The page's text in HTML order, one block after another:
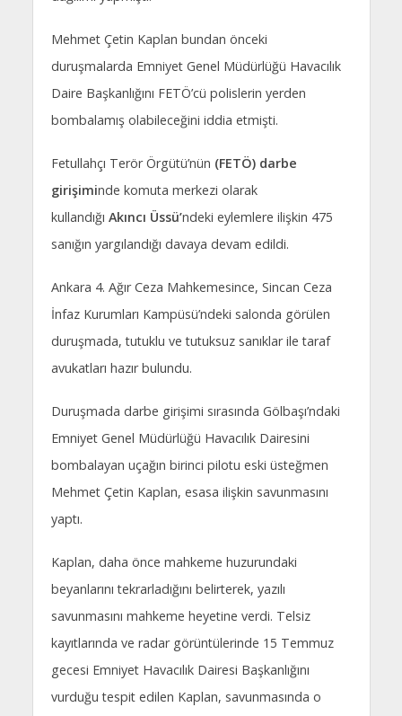
Mehmet Çetin Kaplan bundan önceki
duruşmalarda Emniyet Genel Müdürlüğü Havacılık
Daire Başkanlığını FETÖ’cü polislerin yerden
bombalamış olabileceğini iddia etmişti.
Fetullahçı Terör Örgütü’nün (FETÖ) darbe
girişiminde komuta merkezi olarak
kullandığı Akıncı Üssü’ndeki eylemlere ilişkin 475
sanığın yargılandığı davaya devam edildi.
Ankara 4. Ağır Ceza Mahkemesince, Sincan Ceza
İnfaz Kurumları Kampüsü’ndeki salonda görülen
duruşmada, tutuklu ve tutuksuz sanıklar ile taraf
avukatları hazır bulundu.
Duruşmada darbe girişimi sırasında Gölbaşı’ndaki
Emniyet Genel Müdürlüğü Havacılık Dairesini
bombalayan uçağın birinci pilotu eski üsteğmen
Mehmet Çetin Kaplan, esasa ilişkin savunmasını
yaptı.
Kaplan, daha önce mahkeme huzurundaki
beyanlarını tekrarladığını belirterek, yazılı
savunmasını mahkeme heyetine verdi. Telsiz
kayıtlarında ve radar görüntülerinde 15 Temmuz
gecesi Emniyet Havacılık Dairesi Başkanlığını
vurduğu tespit edilen Kaplan, savunmasında o